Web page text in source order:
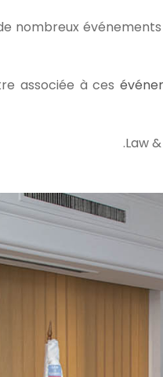
nombreux
associée à ces
Law